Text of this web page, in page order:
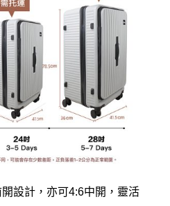
設計，亦可4:6中開，靈活